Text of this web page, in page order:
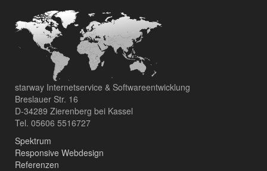
starway Internetservice & Softwareentwicklung
Breslauer Str. 16
D-34289 Zierenberg bei Kassel
Tel. 05606 5516727
Spektrum
Responsive Webdesign
Referenzen